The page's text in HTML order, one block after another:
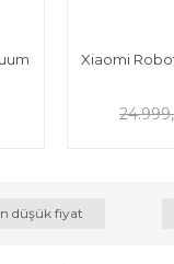
Xiaomi
düşük fiyat